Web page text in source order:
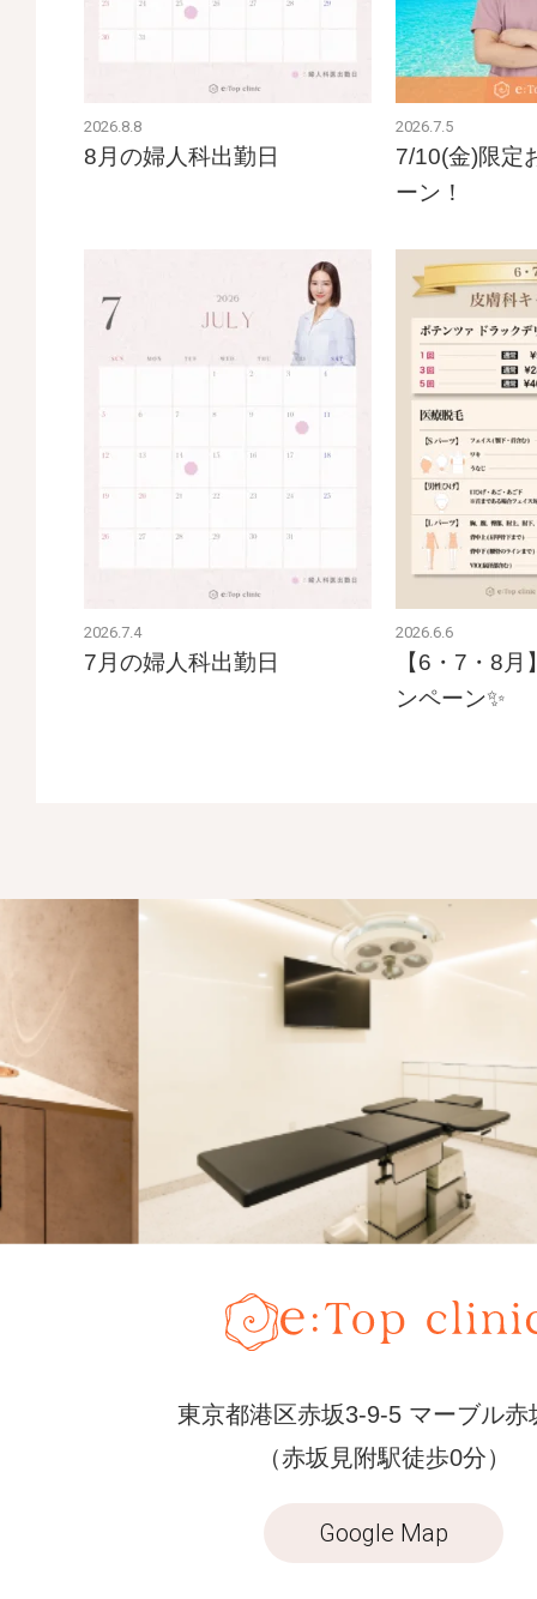
2026.8.8
8月の婦人科出勤日
2026.7.5
7/10(金)限定
ーン！
2026.7.4
7月の婦人科出勤日
2026.6.6
【6・7・8
ンペーン✨
東京都港区赤坂3-9-5 マーブル赤
（赤坂見附駅徒歩0分）
Google Map